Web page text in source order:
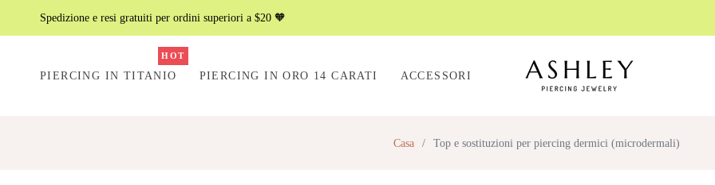
Spedizione e resi gratuiti per ordini superiori a $20 🧡
PIERCING IN TITANIO
HOT
PIERCING IN ORO 14 CARATI ACCESSORI
Casa / Top e sostituzioni per piercing dermici (microdermali)